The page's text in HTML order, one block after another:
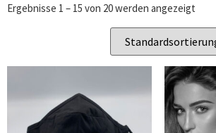
Ergebnisse 1 – 15 von 20 werden angezeigt